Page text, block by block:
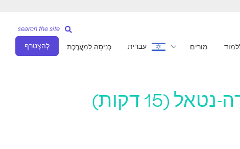
מורים עברית כְּנִיסָה לַמַעֲרֶכֶת לְהִצְטַרֵף
search the site